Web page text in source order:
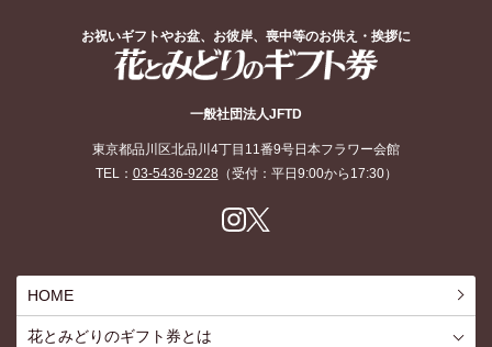
お祝いギフトやお盆、お彼岸、喪中等のお供え・挨拶に
一般社団法人JFTD
東京都品川区北品川4丁目11番9号日本フラワー会館
TEL： 03-5436-9228 （受付：平日9:00から17:30）
HOME
花とみどりのギフト券とは